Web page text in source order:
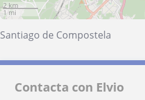
2 km
1 mi
Santiago de Compostela
Contacta con Elvio